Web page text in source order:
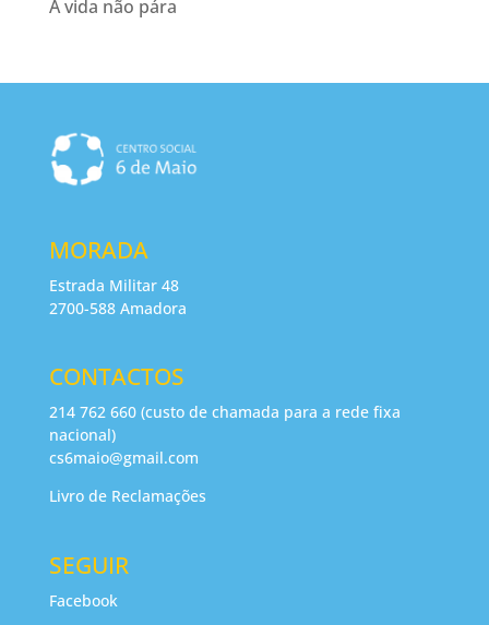
A vida não pára
MORADA
Estrada Militar 48
2700-588 Amadora
CONTACTOS
214 762 660 (custo de chamada para a rede fixa
nacional)
cs6maio@gmail.com
Livro de Reclamações
SEGUIR
Facebook